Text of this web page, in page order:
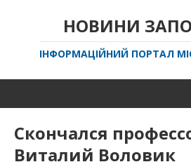
НОВИНИ
ІНФОРМАЦІЙНИЙ ПОРТАЛ
Скончался
Виталий Воловик